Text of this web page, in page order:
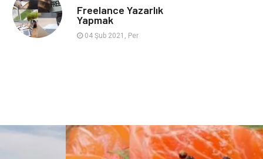
Freelance Yazarlık
Yapmak
04 Şub 2021, Per